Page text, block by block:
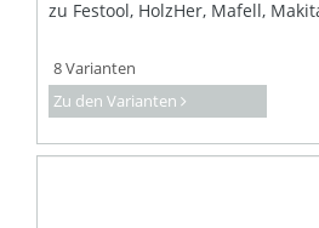
zu Festool, HolzHer, Mafell,
8 Varianten
Zu den Varianten